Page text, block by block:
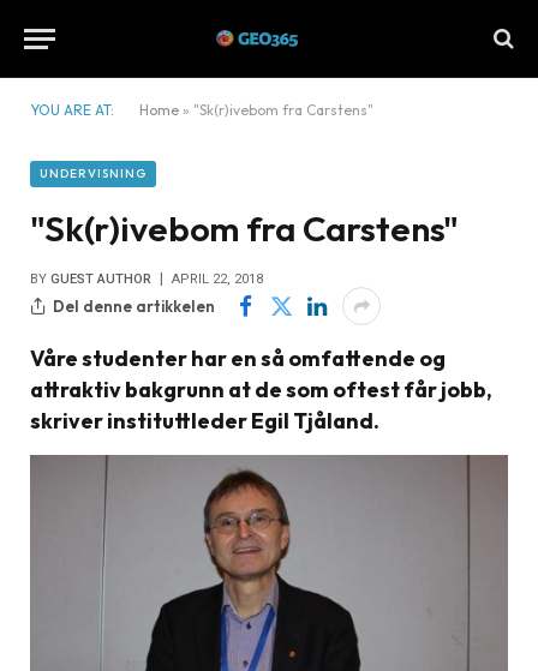
YOU ARE AT: Home » "Sk(r)ivebom fra Carstens"
UNDERVISNING
"Sk(r)ivebom fra Carstens"
BY GUEST AUTHOR APRIL 22, 2018
Del denne artikkelen
Våre studenter har en så omfattende og
attraktiv bakgrunn at de som oftest får jobb,
skriver instituttleder Egil Tjåland.